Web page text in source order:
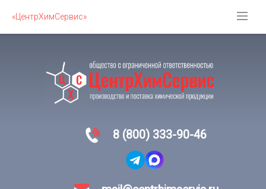
«ЦентрХимСервис»
8 (800) 333-90-46